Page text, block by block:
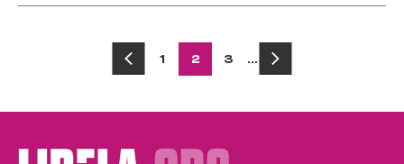
Posts
pagination
1 2 3 …